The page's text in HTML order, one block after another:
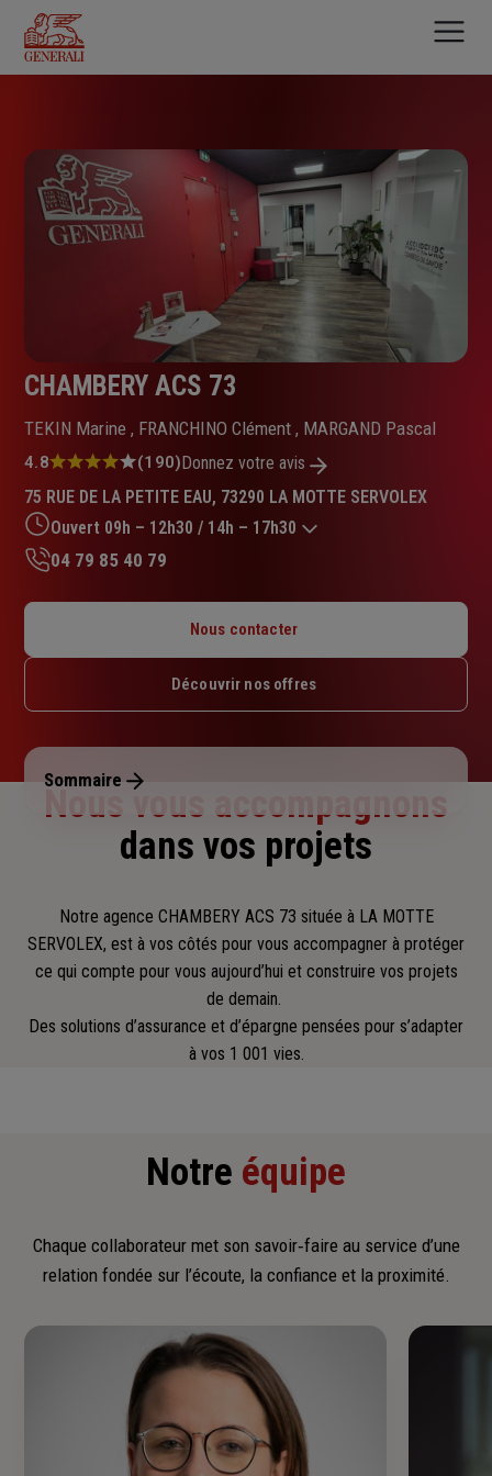
contenu
principal
CHAMBERY ACS 73
TEKIN Marine , FRANCHINO Clément , MARGAND Pascal
Note
4.8
sur
5
étoiles
4.8 (190)Donnez votre avis
75 RUE DE LA PETITE EAU, 73290 LA MOTTE SERVOLEX
Ouvert 09h – 12h30 / 14h – 17h30
Mardi : 09h – 12h30 / 14h – 17h30
Jeudi : 09h – 12h30 / 14h – 17h30
Dimanche : Fermé
04 79 85 40 79
Nous contacter
Découvrir nos offres
Sommaire
Nous vous accompagnons
dans vos projets
Notre agence CHAMBERY ACS 73 située à LA MOTTE
SERVOLEX, est à vos côtés pour vous accompagner à protéger
ce qui compte pour vous aujourd’hui et construire vos projets
de demain.
Des solutions d’assurance et d’épargne pensées pour s’adapter
à vos 1 001 vies.
Notre équipe
Chaque collaborateur met son savoir‑faire au service d’une
relation fondée sur l’écoute, la confiance et la proximité.